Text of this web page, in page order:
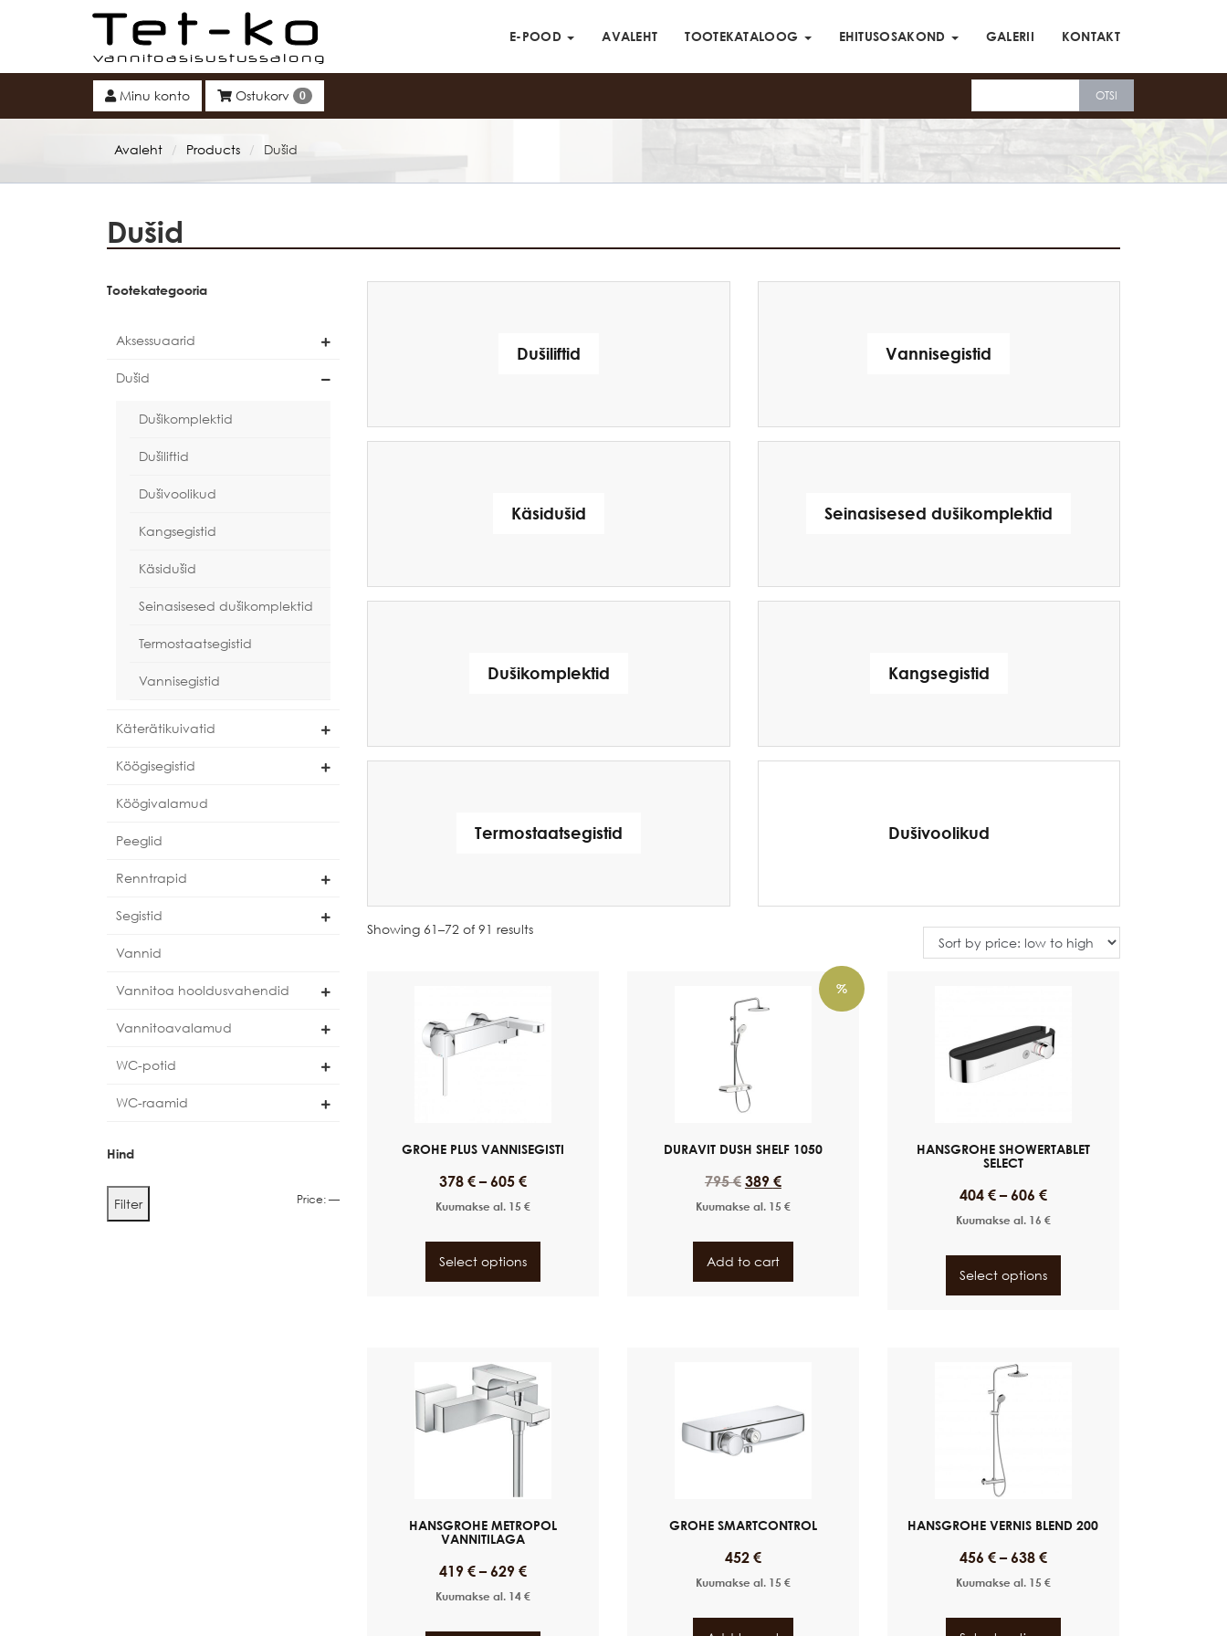
Tet-ko E-POOD AVALEHT TOOTEKATALOOG EHITUSOSAKOND GALERII KONTAKT
Minu konto Ostukorv 0
Avaleht / Products / Dušid
Dušid
Tootekategooria
Aksessuaarid
Dušid
Dušikomplektid
Dušiliftid
Dušivoolikud
Kangsegistid
Käsidušid
Seinasisesed dušikomplektid
Termostaatsegistid
Vannisegistid
Käterätikuivatid
Köögisegistid
Köögivalamud
Peeglid
Renntrapid
Segistid
Vannid
Vannitoa hooldusvahendid
Vannitoavalamud
WC-potid
WC-raamid
Hind
Min
Max
Filter Price: —
Dušiliftid Vannisegistid
Käsidušid Seinasisesed dušikomplektid
Dušikomplektid Kangsegistid
Termostaatsegistid Dušivoolikud
Showing 61–72 of 91 results
GROHE PLUS VANNISEGISTI
378 €– 605 €
Kuumakse al. 15 €
Select options
%
DURAVIT DUSH SHELF 1050
795€ 389 €
Kuumakse al. 15 €
Add to cart
HANSGROHE SHOWERTABLET
SELECT
404 €– 606 €
Kuumakse al. 16 €
Select options
HANSGROHE METROPOL
VANNITILAGA
419 €– 629 €
Kuumakse al. 14 €
GROHE SMARTCONTROL
452 €
Kuumakse al. 15 €
HANSGROHE VERNIS BLEND 200
456 €– 638 €
Kuumakse al. 15 €